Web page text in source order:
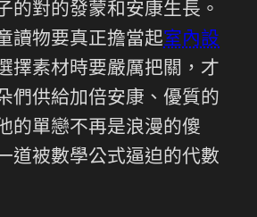
的對的發蒙和安康生長。
讀物要真正擔當起室內設
擇素材時要嚴厲把關，才
們供給加倍安康、優質的
的單戀不再是浪漫的傻
道被數學公式逼迫的代數